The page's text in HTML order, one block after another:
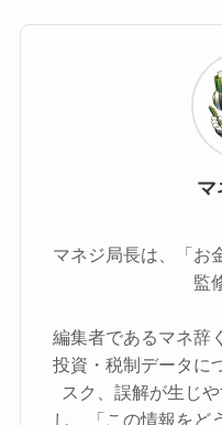
マ
マネジ局長は、「お
監
編集者であるマネ辞
投資・税制データに
スク、誤解が生じ
し、「この情報をど